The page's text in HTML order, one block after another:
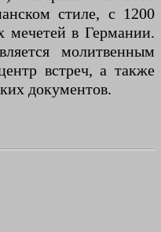
стиле, с 1200
мечетей в Германии.
молитвенным
встреч, а также
документов.